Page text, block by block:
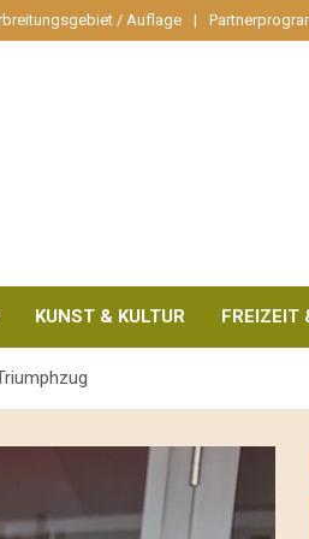
/ Auflage
KUNST & KULTUR FREIZEIT